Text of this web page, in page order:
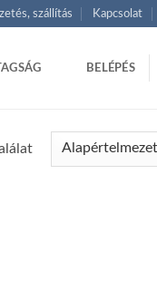
szállítás Kapcsolat
BELÉPÉS